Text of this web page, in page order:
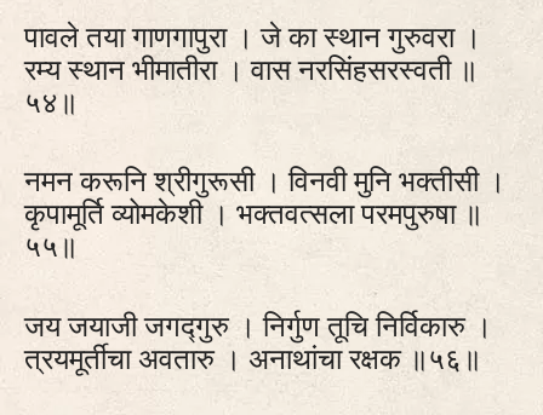
पावले तया गाणगापुरा । जे का स्थान गुरुवरा ।
रम्य स्थान भीमातीरा । वास नरसिंहसरस्वती ॥
५४॥
नमन करूनि श्रीगुरूसी । विनवी मुनि भक्तीसी ।
कृपामूर्ति व्योमकेशी । भक्तवत्सला परमपुरुषा ॥
५५॥
जय जयाजी जगद्गुरु । निर्गुण तूचि निर्विकारु ।
त्रयमूर्तीचा अवतारु । अनाथांचा रक्षक ॥५६॥